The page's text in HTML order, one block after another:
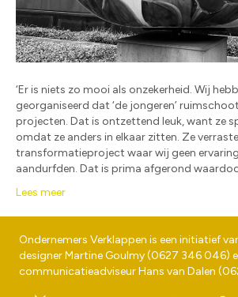
‘Er is niets zo mooi als onzekerheid. Wij
georganiseerd dat ‘de jongeren’
projecten. Dat is ontzettend leuk, want ze
omdat ze anders in elkaar zitten. Ze
transformatieproject waar wij geen
aandurfden. Dat is prima afgerond
Lees meer
Ondernemers Verklappen is een initiatief
designerMartine Goulmy(0627 346 046)
communicatieadviseurHans van Dalen (